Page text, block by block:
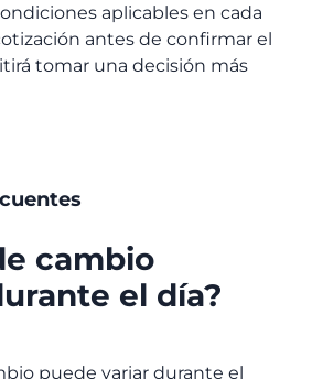
aplicables en cada
antes de confirmar el
tomar una decisión más
cambio
el día?
puede variar durante el